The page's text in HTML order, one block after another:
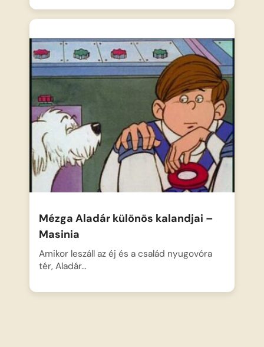
Mézga Aladár különös kalandjai –
Masinia
Amikor leszáll az éj és a család nyugovóra
tér, Aladár…